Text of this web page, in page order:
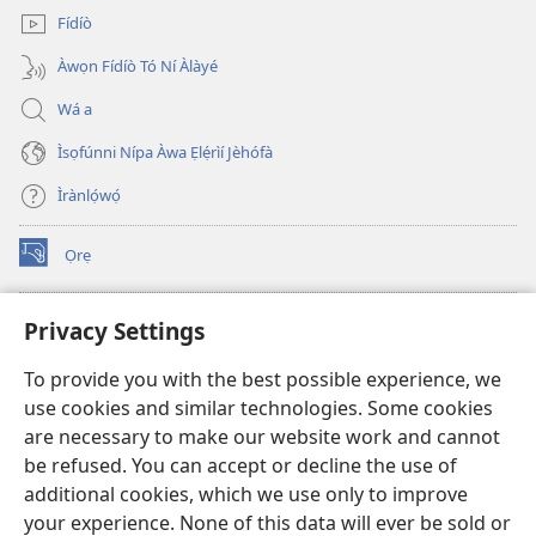
Privacy Settings
To provide you with the best possible experience, we
use cookies and similar technologies. Some cookies
are necessary to make our website work and cannot
be refused. You can accept or decline the use of
additional cookies, which we use only to improve
your experience. None of this data will ever be sold or
Fídíò
Àwọn Fídíò Tó Ní Àlàyé
Wá a
Ìsọfúnni Nípa Àwa Ẹlẹ́rìí Jèhófà
Ìrànlọ́wọ́
Ọrẹ
(opens
new
ÀKÁ ÌWÉ ORÍ ÍŃTÁNẸ́Ẹ̀TÌ TI Watchtower™
(opens
window)JW Hub
(opens
new
window)JW Library
Watchtower Library ®